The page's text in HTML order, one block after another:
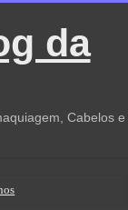
da
Cabelos e